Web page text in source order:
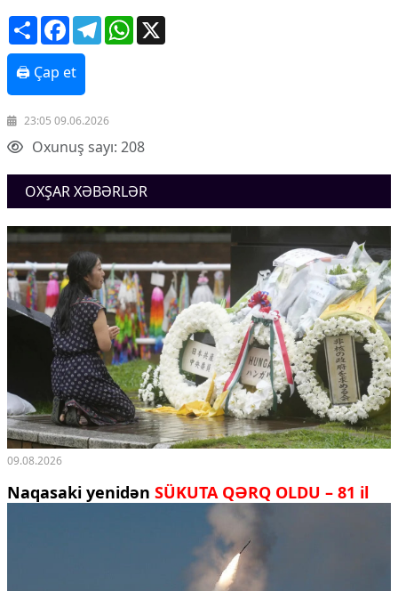
Kənd təsərrüfatı
Hərbi sənaye
Telekommunikasiya və nəqliyyat
COP29
Cəmiyyət
Crossmedia.az - 1 yaş
Siyasət
Məhkəmə və hüquq
Ekologiya
Zəfər - 5
Gənclər və İdman
Media və QHT
Hadisə
Sağlamlıq
Sosium
Mənəvi dəyərlər
Texnologiya
Mətbuat-150
Əlaqə
Missiyamız
ShareFacebookTelegramWhatsApp
🖨 Çap et
23:05 09.06.2026
Oxunuş sayı: 208
OXŞAR XƏBƏRLƏR
09.08.2026
Naqasaki yenidən SÜKUTA QƏRQ OLDU – 81 il